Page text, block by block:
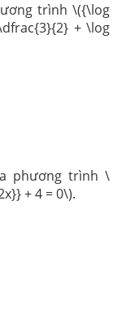
trình \({\log
+ \log
phương trình \
+ 4 = 0\).